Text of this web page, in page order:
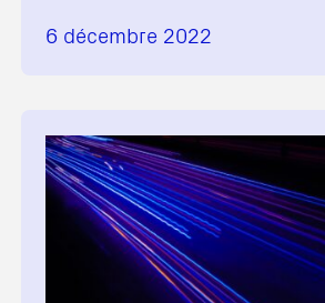
6 décembre 2022